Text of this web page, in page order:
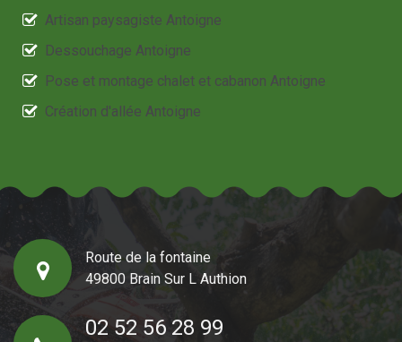
Artisan paysagiste Antoigne
Dessouchage Antoigne
Pose et montage chalet et cabanon Antoigne
Création d'allée Antoigne
Route de la fontaine
49800 Brain Sur L Authion
02 52 56 28 99